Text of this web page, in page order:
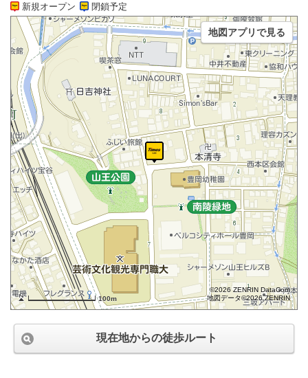
新規オープン 閉鎖予定
100m
©2026 ZENRIN DataCom
地図データ©2026 ZENRIN
地図アプリで見る
現在地からの徒歩ルート